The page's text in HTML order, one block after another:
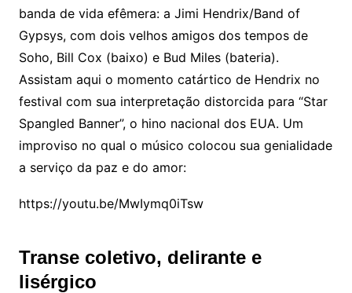
banda de vida efêmera: a Jimi Hendrix/Band of
Gypsys, com dois velhos amigos dos tempos de
Soho, Bill Cox (baixo) e Bud Miles (bateria).
Assistam aqui o momento catártico de Hendrix no
festival com sua interpretação distorcida para “Star
Spangled Banner”, o hino nacional dos EUA. Um
improviso no qual o músico colocou sua genialidade
a serviço da paz e do amor:
https://youtu.be/MwIymq0iTsw
Transe coletivo, delirante e
lisérgico